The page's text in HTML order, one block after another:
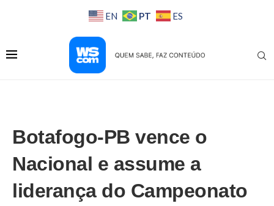
EN PT ES
Botafogo-PB vence o
Nacional e assume a
liderança do Campeonato